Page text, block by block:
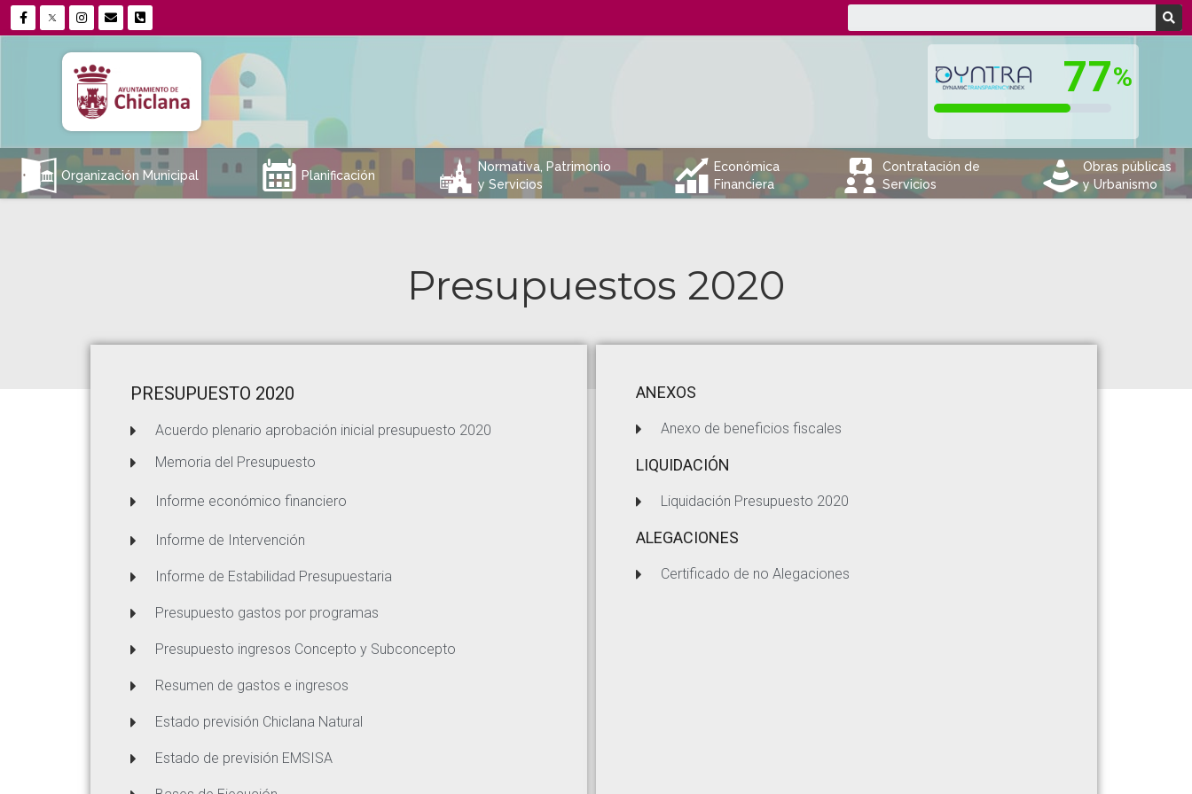
A Organización Municipal E Planificación C Normativa, Patrimonio
y Servicios
Q Económica
Financiera
V
Contratación de
Servicios
e Obras públicas
y Urbanismo
Presupuestos 2020
PRESUPUESTO 2020
Acuerdo plenario aprobación inicial presupuesto 2020
Memoria del Presupuesto
Informe económico financiero
Informe de Intervención
Informe de Estabilidad Presupuestaria
Presupuesto gastos por programas
Presupuesto ingresos Concepto y Subconcepto
Resumen de gastos e ingresos
Estado previsión Chiclana Natural
Estado de previsión EMSISA
ANEXOS
Anexo de beneficios fiscales
LIQUIDACIÓN
Liquidación Presupuesto 2020
ALEGACIONES
Certificado de no Alegaciones